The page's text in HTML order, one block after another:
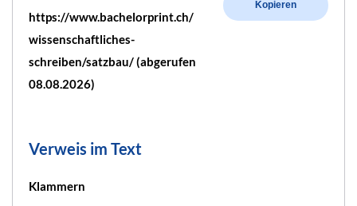
https://www.bachelorprint.ch/
wissenschaftliches-
schreiben/satzbau/ (abgerufen
08.08.2026)
Kopieren
Verweis im Text
Klammern